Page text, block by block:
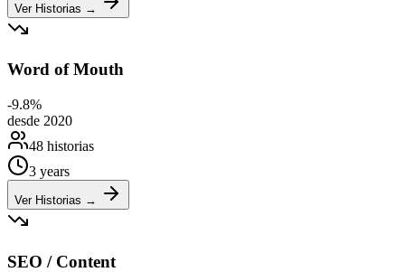
Ver Historias →
Word of Mouth
-9.8%
desde 2020
48 historias
3 years
Ver Historias →
SEO / Content